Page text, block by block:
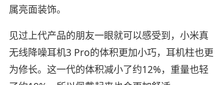
属亮面装饰。
见过上代产品的朋友一眼就可以感受到，小米真
无线降噪耳机3 Pro的体积更加小巧，耳机柱也更
为修长。这一代的体积减小了约12%，重量也轻